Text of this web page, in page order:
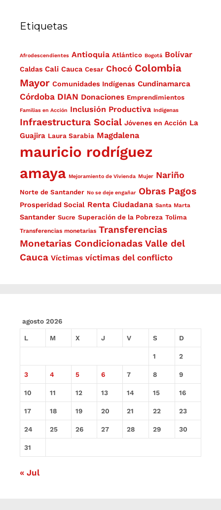
Etiquetas
Afrodescendientes Antioquia Atlántico Bogotá Bolívar
Caldas Cali Cauca Cesar Chocó Colombia
Mayor Comunidades Indígenas Cundinamarca
Córdoba DIAN Donaciones Emprendimientos
Familias en Acción Inclusión Productiva Indígenas
Infraestructura Social Jóvenes en Acción La
Guajira Laura Sarabia Magdalena
mauricio rodríguez
amaya Mejoramiento de Vivienda Mujer Nariño
Norte de Santander No se deje engañar Obras Pagos
Prosperidad Social Renta Ciudadana Santa Marta
Santander Sucre Superación de la Pobreza Tolima
Transferencias monetarias Transferencias
Monetarias Condicionadas Valle del
Cauca Víctimas víctimas del conflicto
agosto 2026
L M X J V S D
1 2
3 4 5 6 7 8 9
10 11 12 13 14 15 16
17 18 19 20 21 22 23
24 25 26 27 28 29 30
31
« Jul